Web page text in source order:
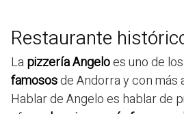
Restaurante
Lapizzería Angeloes uno de los
famososde Andorra y con más
Hablar de Angelo es hablar de